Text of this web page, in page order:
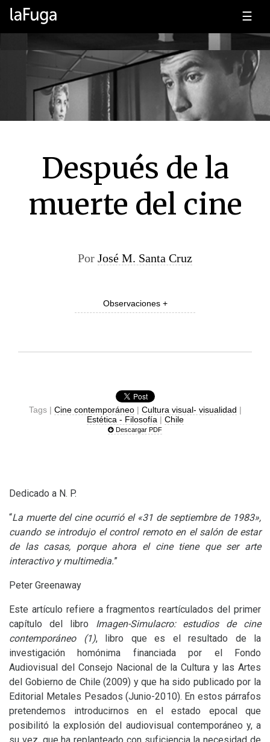
☰
Después de la
muerte del cine
Por José M. Santa Cruz
Observaciones +
Tags | Cine contemporáneo| Cultura visual- visualidad |
Estética - Filosofía | Chile
Descargar PDF
Dedicado a N. P.
“La muerte del cine ocurrió el «31 de septiembre de 1983»,
cuando se introdujo el control remoto en el salón de estar
de las casas, porque ahora el cine tiene que ser arte
interactivo y multimedia.”
Peter Greenaway
Este artículo refiere a fragmentos reartículados del primer
capítulo del libro Imagen-Simulacro: estudios de cine
contemporáneo (1), libro que es el resultado de la
investigación homónima financiada por el Fondo
Audiovisual del Consejo Nacional de la Cultura y las Artes
del Gobierno de Chile (2009) y que ha sido publicado por la
Editorial Metales Pesados (Junio-2010). En estos párrafos
pretendemos introducirnos en el estado epocal que
posibilitó la explosión del audiovisual contemporáneo y, a